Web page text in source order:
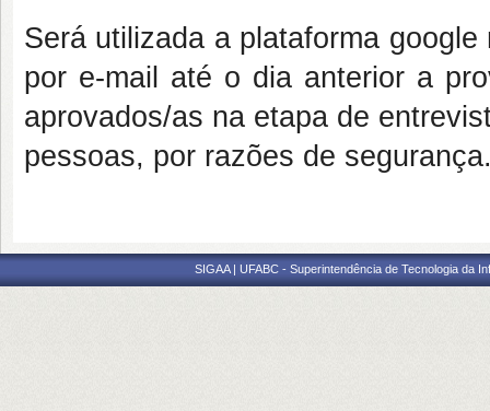
Será utilizada a plataforma
por e-mail até o dia anterior a
aprovados/as na etapa de
pessoas, por razões de
SIGAA | UFABC - Superintendência de Tecnologia da